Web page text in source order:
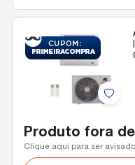
Produto fora
Clique aqui para ser